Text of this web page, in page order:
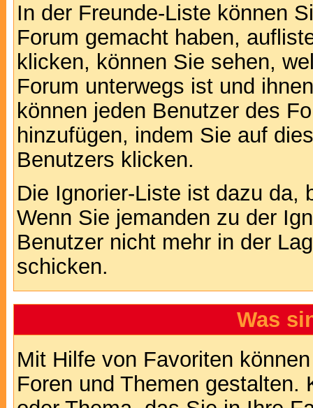
In der Freunde-Liste können
Forum gemacht haben,
klicken, können Sie sehen,
Forum unterwegs ist und
können jeden Benutzer des
hinzufügen, indem Sie auf
Benutzers klicken.
Die Ignorier-Liste ist dazu da,
Wenn Sie jemanden zu der
Benutzer nicht mehr in der
schicken.
Was
Mit Hilfe von Favoriten
Foren und Themen gestalten.